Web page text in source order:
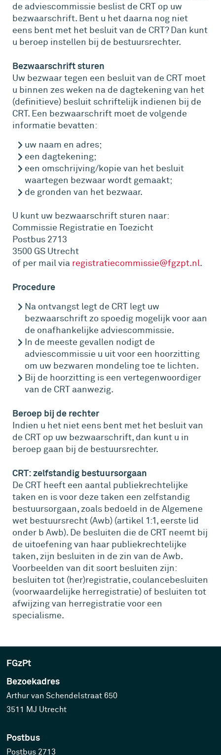
de adviescommissie beslist de CRT op uw
bezwaarschrift. Bent u het daarna nog niet
eens bent met het besluit van de CRT? Dan kunt
u beroep instellen bij de bestuursrechter.
Bezwaarschrift sturen
Uw bezwaar tegen een besluit van de CRT moet
u binnen zes weken na de dagtekening van het
(definitieve) besluit schriftelijk indienen bij de
CRT. Een bezwaarschrift moet de volgende
informatie bevatten:
uw naam en adres;
een dagtekening;
een omschrijving/kopie van het besluit
waartegen bezwaar wordt gemaakt;
de gronden van het bezwaar.
U kunt uw bezwaarschrift sturen naar:
Commissie Registratie en Toezicht
Postbus 2713
3500 GS Utrecht
of per mail via registratiecommissie@fgzpt.nl.
Procedure
Na ontvangst legt de CRT legt uw
bezwaarschrift zo spoedig mogelijk voor aan
de onafhankelijke adviescommissie.
In de meeste gevallen nodigt de
adviescommissie u uit voor een hoorzitting
om uw bezwaren mondeling toe te lichten.
Bij de hoorzitting is een vertegenwoordiger
van de CRT aanwezig.
Beroep bij de rechter
Indien u het niet eens bent met het besluit van
de CRT op uw bezwaarschrift, dan kunt u in
beroep gaan bij de bestuursrechter.
CRT: zelfstandig bestuursorgaan
De CRT heeft een aantal publiekrechtelijke
taken en is voor deze taken een zelfstandig
bestuursorgaan, zoals bedoeld in de Algemene
wet bestuursrecht (Awb) (artikel 1:1, eerste lid
onder b Awb). De besluiten die de CRT neemt bij
de uitoefening van haar publiekrechtelijke
taken, zijn besluiten in de zin van de Awb.
Voorbeelden van dit soort besluiten zijn:
besluiten tot (her)registratie, coulancebesluiten
(voorwaardelijke herregistratie) of besluiten tot
afwijzing van herregistratie voor een
specialisme.
FGzPt
Bezoekadres
Arthur van Schendelstraat 650
3511 MJ Utrecht
Postbus
Postbus 2713